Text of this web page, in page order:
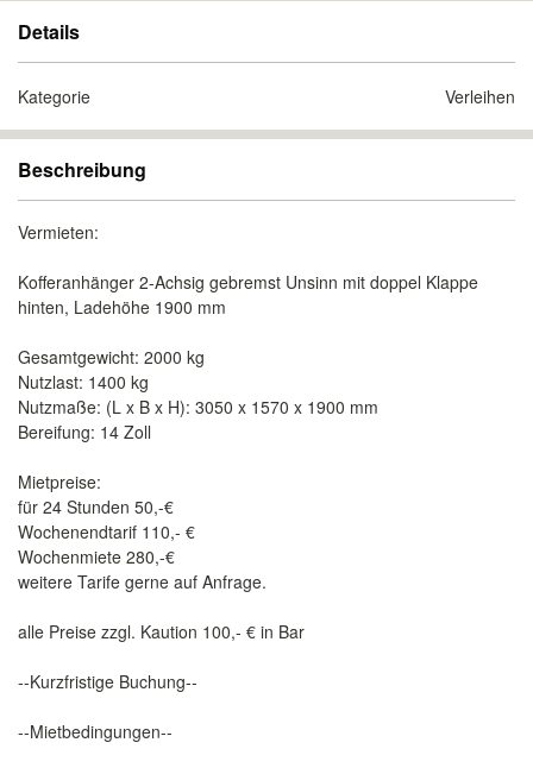
Details
Kategorie Verleihen
Beschreibung
Vermieten:
Kofferanhänger 2-Achsig gebremst Unsinn mit doppel Klappe
hinten, Ladehöhe 1900 mm
Gesamtgewicht: 2000 kg
Nutzlast: 1400 kg
Nutzmaße: (L x B x H): 3050 x 1570 x 1900 mm
Bereifung: 14 Zoll
Mietpreise:
für 24 Stunden 50,-€
Wochenendtarif 110,- €
Wochenmiete 280,-€
weitere Tarife gerne auf Anfrage.
alle Preise zzgl. Kaution 100,- € in Bar
--Kurzfristige Buchung--
--Mietbedingungen--